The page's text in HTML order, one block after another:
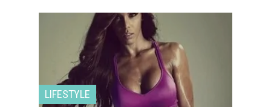
LIFESTYLE